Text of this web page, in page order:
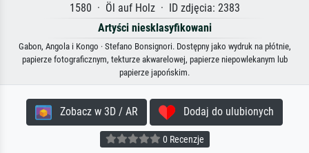
1580 · Öl auf Holz · ID zdjęcia: 2383
Artyści niesklasyfikowani
Gabon, Angola i Kongo · Stefano Bonsignori. Dostępny jako wydruk na płótnie,
papierze fotograficznym, tekturze akwarelowej, papierze niepowlekanym lub
papierze japońskim.
Zobacz w 3D / AR Dodaj do ulubionych
0 Recenzje